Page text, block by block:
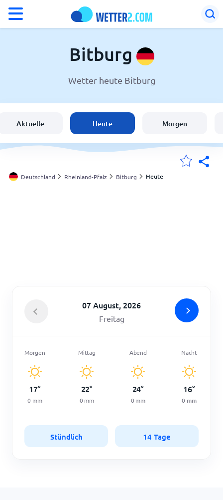
Wetter in Bitburg
Schweiz
Österreich
Bitburg
Wetter heute Bitburg
Aktuelle Heute Morgen
Deutschland Rheinland-Pfalz Bitburg Heute
07 August, 2026
Freitag
Morgen
17°
0 mm
Mittag
22°
0 mm
Abend
24°
0 mm
Nacht
16°
0 mm
Stündlich 14 Tage